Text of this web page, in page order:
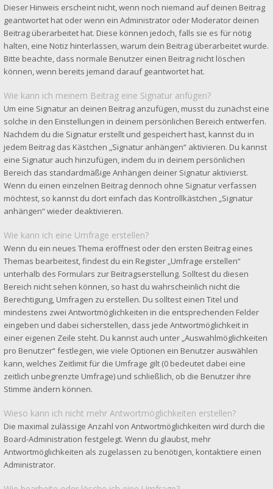
Dieser Hinweis erscheint nicht, wenn noch niemand auf deinen Beitrag
geantwortet hat oder wenn ein Administrator oder Moderator deinen
Beitrag überarbeitet hat. Diese können jedoch, falls sie es für nötig
halten, eine Notiz hinterlassen, warum dein Beitrag überarbeitet wurde.
Bitte beachte, dass normale Benutzer einen Beitrag nicht löschen
können, wenn bereits jemand darauf geantwortet hat.
Wie kann ich meinem Beitrag eine Signatur anfügen?
Um eine Signatur an deinen Beitrag anzufügen, musst du zunächst eine
solche in den Einstellungen in deinem persönlichen Bereich entwerfen.
Nachdem du die Signatur erstellt und gespeichert hast, kannst du in
jedem Beitrag das Kästchen „Signatur anhängen“ aktivieren. Du kannst
eine Signatur auch hinzufügen, indem du in deinem persönlichen
Bereich das standardmäßige Anhängen deiner Signatur aktivierst.
Wenn du einen einzelnen Beitrag dennoch ohne Signatur verfassen
möchtest, so kannst du dort einfach das Kontrollkästchen „Signatur
anhängen“ wieder deaktivieren.
Wie kann ich eine Umfrage erstellen?
Wenn du ein neues Thema eröffnest oder den ersten Beitrag eines
Themas bearbeitest, findest du ein Register „Umfrage erstellen“
unterhalb des Formulars zur Beitragserstellung. Solltest du diesen
Bereich nicht sehen können, so hast du wahrscheinlich nicht die
Berechtigung, Umfragen zu erstellen. Du solltest einen Titel und
mindestens zwei Antwortmöglichkeiten in die entsprechenden Felder
eingeben und dabei sicherstellen, dass jede Antwortmöglichkeit in
einer eigenen Zeile steht. Du kannst auch unter „Auswahlmöglichkeiten
pro Benutzer“ festlegen, wie viele Optionen ein Benutzer auswählen
kann, welches Zeitlimit für die Umfrage gilt (0 bedeutet dabei eine
zeitlich unbegrenzte Umfrage) und schließlich, ob die Benutzer ihre
Stimme ändern können.
Wieso kann ich nicht mehr Antwortmöglichkeiten erstellen?
Die maximal zulässige Anzahl von Antwortmöglichkeiten wird durch die
Board-Administration festgelegt. Wenn du glaubst, mehr
Antwortmöglichkeiten als zugelassen zu benötigen, kontaktiere einen
Administrator.